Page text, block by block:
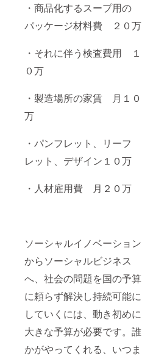
・商品化するスープ用の
パッケージ材料費 ２０万
・それに伴う検査費用 １
０万
・製造場所の家賃 月１０
万
・パンフレット、リーフ
レット、デザイン１０万
・人材雇用費 月２０万
ソーシャルイノベーション
からソーシャルビジネス
へ、社会の問題を国の予算
に頼らず解決し持続可能に
していくには、動き初めに
大きな予算が必要です。誰
かがやってくれる、いつま